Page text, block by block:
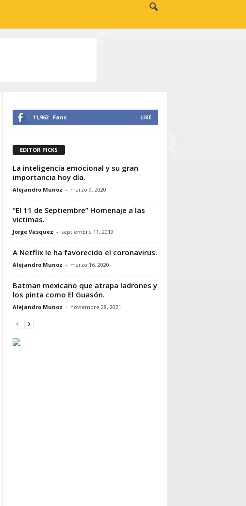
11,962 Fans LIKE
EDITOR PICKS
La inteligencia emocional y su gran
importancia hoy día.
Alejandro Munoz - marzo 9, 2020
“El 11 de Septiembre” Homenaje a las
victimas.
Jorge Vasquez - septiembre 11, 2019
A Netflix le ha favorecido el coronavirus.
Alejandro Munoz - marzo 16, 2020
Batman mexicano que atrapa ladrones y
los pinta como El Guasón.
Alejandro Munoz - noviembre 28, 2021